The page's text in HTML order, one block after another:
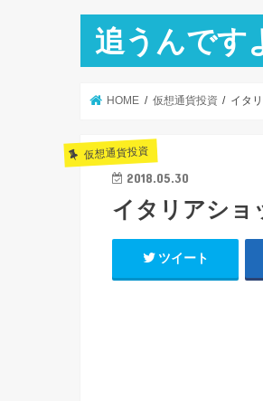
追うんです
HOME 仮想通貨投資 イタ
仮想通貨投資
2018.05.30
イタリアショ
ツイート